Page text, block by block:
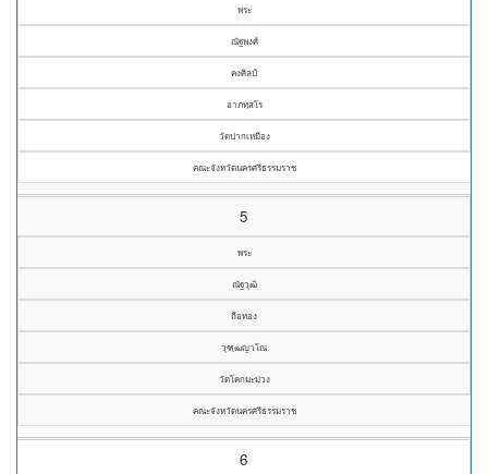
พระ
ณัฐพงศ์
คงศิลป์
อาภทฺสโร
วัดปากเหมือง
คณะจังหวัดนครศรีธรรมราช
5
พระ
ณัฐวุฒิ
ถือทอง
วุฑฺฒญาโณ
วัดโคกมะม่วง
คณะจังหวัดนครศรีธรรมราช
6